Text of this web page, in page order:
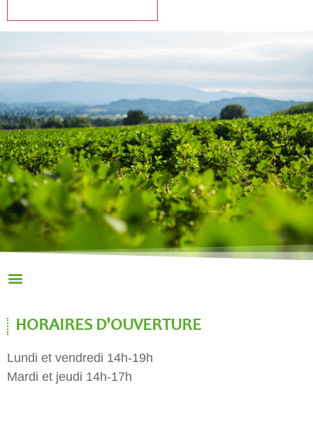
HORAIRES D'OUVERTURE
Lundi et vendredi 14h-19h
Mardi et jeudi 14h-17h